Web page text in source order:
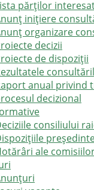
părților
inițiere
organizare
decizii
de dispoziții
anual privind
decizional
consiliului
ale